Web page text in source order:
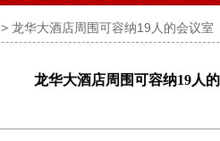
> 龙华大酒店周围可容纳19人的会议室
龙华大酒店周围可容纳19人